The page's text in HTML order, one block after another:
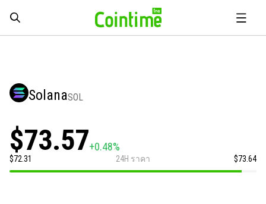
SolanaSOL
$73.57+0.48%
$72.31 24H ราคา $73.64